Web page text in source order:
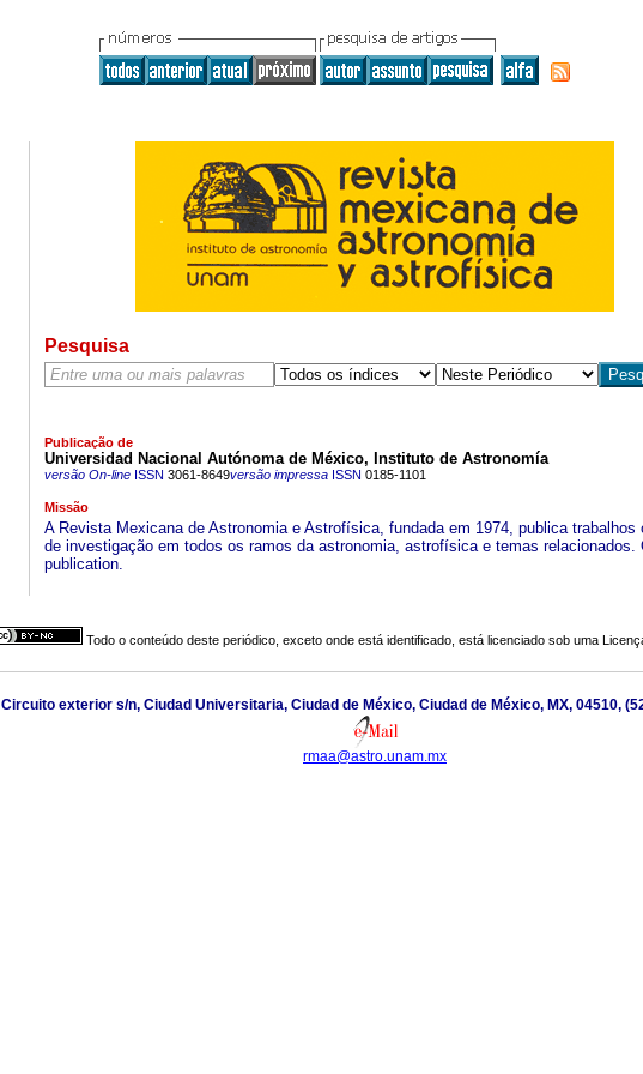
Pesquisa
Publicação de
Universidad Nacional Autónoma de México, Instituto de Astronomía
versão On-lineISSN 3061-8649versão impressaISSN 0185-1101
Missão
A Revista Mexicana de Astronomia e Astrofísica, fundada em 1974, publica trabalhos
de investigação em todos os ramos da astronomia, astrofísica e temas relacionados.
publication.
Todo o conteúdo deste periódico, exceto onde está identificado, está licenciado sob uma
Circuito exterior s/n, Ciudad Universitaria, Ciudad de México, Ciudad de México, MX, 04510,
rmaa@astro.unam.mx